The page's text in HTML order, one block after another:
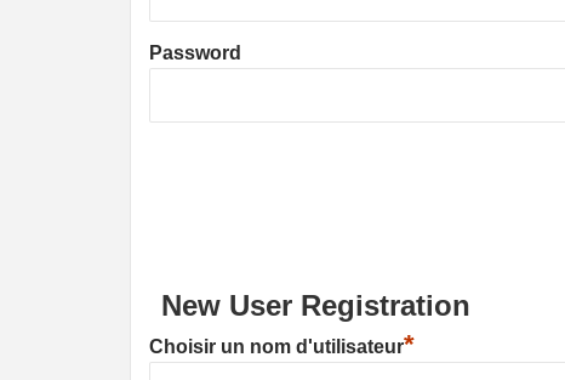
Password
New User Registration
Choisir un nom d'utilisateur*